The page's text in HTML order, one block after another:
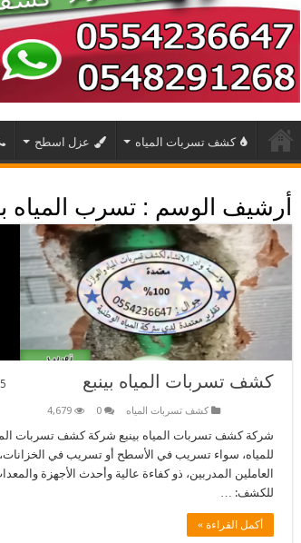
كشف تسربات المياه عزل اسطح
أرشيف الوسم :تسرب المياه
كشف تسربات المياه بينبع 5 (3)
كشف تسربات المياه 0
4,679
شركة كشف تسربات المياه بينبع شركة كشف تسربات
للمياه، سواء تسريب في الأسطح أو تسريب في
العاملين المدربين، ذو كفاءة عالية وأحدث الأجهزة
للكشف: …
أكمل القراءة »